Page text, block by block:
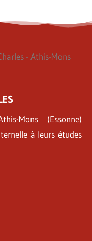
Mons (Essonne)
à leurs études